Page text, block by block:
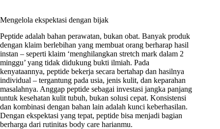
Mengelola ekspektasi dengan bijak
Peptide adalah bahan perawatan, bukan obat. Banyak produk
dengan klaim berlebihan yang membuat orang berharap hasil
instan – seperti klaim ‘menghilangkan stretch mark dalam 2
minggu’ yang tidak didukung bukti ilmiah. Pada
kenyataannya, peptide bekerja secara bertahap dan hasilnya
individual – tergantung pada usia, jenis kulit, dan keparahan
masalahnya. Anggap peptide sebagai investasi jangka panjang
untuk kesehatan kulit tubuh, bukan solusi cepat. Konsistensi
dan kombinasi dengan bahan lain adalah kunci keberhasilan.
Dengan ekspektasi yang tepat, peptide bisa menjadi bagian
berharga dari rutinitas body care harianmu.